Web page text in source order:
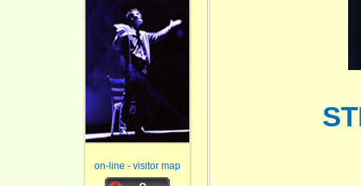
on-line - visitor map